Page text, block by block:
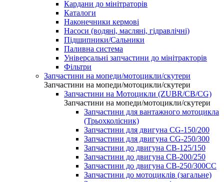
Кардани до мінітраторів
Каталоги
Наконечники кермові
Насоси (водяні, масляні, гідравлічні)
Підшипники/Сальники
Паливна система
Універсальні запчастини до мінітракторів
Фільтри
Запчастини на мопеди/мотоцикли/скутери
Запчастини на мопеди/мотоцикли/скутери
Запчастини на Мотоцикли (ZUBR/CB/CG)
Запчастини на мопеди/мотоцикли/скутери
Запчастини для вантажного мотоцикла
(Трьохколісник)
Запчастини для двигуна CG-150/200
Запчастини для двигуна CG-250/300
Запчастини до двигуна CB-125/150
Запчастини до двигуна CB-200/250
Запчастини до двигуна CB-250/300СС
Запчастини до мотоциклів (загальне)